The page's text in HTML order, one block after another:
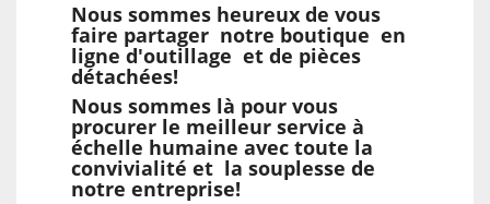
Nous sommes heureux de vous
faire partager notre boutique en
ligne d'outillage et de pièces
détachées!
Nous sommes là pour vous
procurer le meilleur service à
échelle humaine avec toute la
convivialité et la souplesse de
notre entreprise!